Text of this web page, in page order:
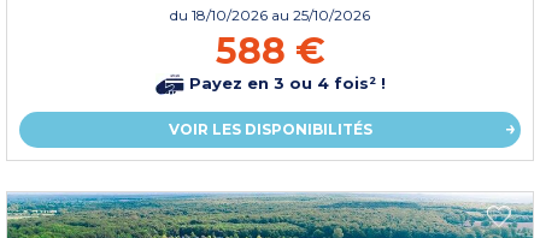
du 18/10/2026 au 25/10/2026
588 €
Payez en 3 ou 4 fois² !
VOIR LES DISPONIBILITÉS